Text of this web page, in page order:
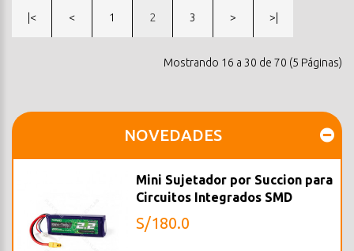
|< < 1 2 3 > >|
Mostrando 16 a 30 de 70 (5 Páginas)
NOVEDADES
Mini Sujetador por Succion para
Circuitos Integrados SMD
S/180.0